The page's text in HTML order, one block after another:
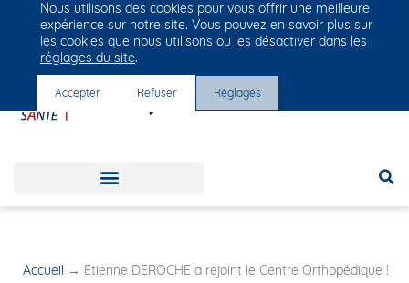
Groupe Vivalto Santé
Entre nous, la vie
Accueil → Étienne DEROCHE a rejoint le Centre Orthopédique !
Nous utilisons des cookies pour vous offrir une meilleure
expérience sur notre site. Vous pouvez en savoir plus sur
les cookies que nous utilisons ou les désactiver dans les
réglages du site.
Accepter Refuser Réglages